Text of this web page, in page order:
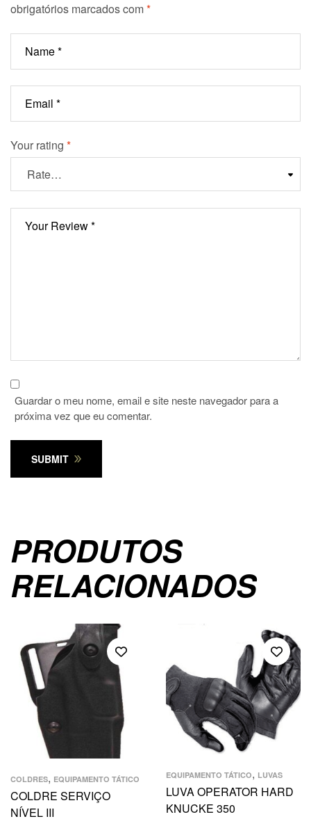
obrigatórios marcados com*
Your rating *
Guardar o meu nome, email e site neste navegador para a
próxima vez que eu comentar.
SUBMIT
PRODUTOS
RELACIONADOS
COLDRES, EQUIPAMENTO TÁTICO
COLDRE SERVIÇO
NÍVEL III
EQUIPAMENTO TÁTICO, LUVAS
LUVA OPERATOR HARD
KNUCKE 350